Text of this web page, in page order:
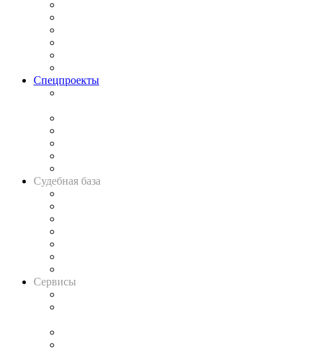
Спецпроекты
Судебная база
Сервисы